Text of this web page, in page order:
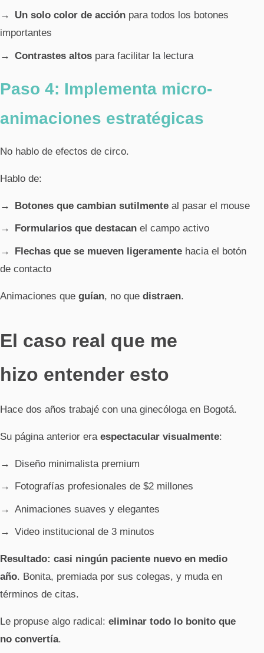
Un solo color de acción para todos los botones
importantes
Contrastes altos para facilitar la lectura
Paso 4: Implementa micro-
animaciones estratégicas
No hablo de efectos de circo.
Hablo de:
Botones que cambian sutilmente al pasar el mouse
Formularios que destacan el campo activo
Flechas que se mueven ligeramente hacia el botón
de contacto
Animaciones que guían, no que distraen.
El caso real que me
hizo entender esto
Hace dos años trabajé con una ginecóloga en Bogotá.
Su página anterior era espectacular visualmente:
Diseño minimalista premium
Fotografías profesionales de $2 millones
Animaciones suaves y elegantes
Video institucional de 3 minutos
Resultado: casi ningún paciente nuevo en medio
año. Bonita, premiada por sus colegas, y muda en
términos de citas.
Le propuse algo radical: eliminar todo lo bonito que
no convertía.